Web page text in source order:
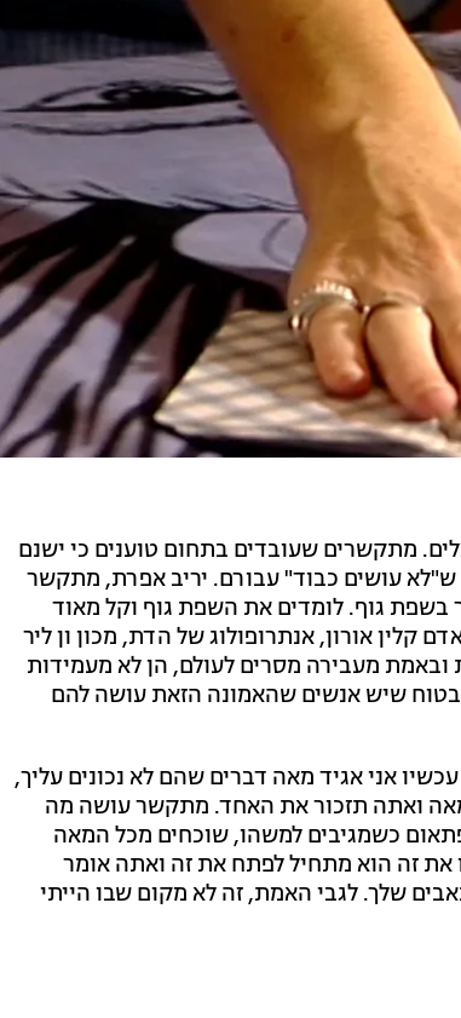
מתקשרים שעובדים בתחום טוענים כי ישנם
עושים כבוד" עבורם. יריב אפרת, מתקשר
בשפת גוף. לומדים את השפת גוף וקל מאוד
אורון, אנתרופולוג של הדת, מכון ון ליר
ובאמת מעבירה מסרים לעולם, הן לא מעמידות
בטוח שיש אנשים שהאמונה הזאת עושה להם
אני אגיד מאה דברים שהם לא נכונים עליך,
ואתה תזכור את האחד. מתקשר עושה מה
כשמגיבים למשהו, שוכחים מכל המאה
את זה הוא מתחיל לפתח את זה ואתה אומר
שלך. לגבי האמת, זה לא מקום שבו הייתי